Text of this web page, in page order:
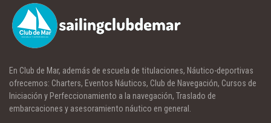
En Club de Mar, además de escuela de titulaciones, Náutico-deportivas
ofrecemos: Charters, Eventos Náuticos, Club de Navegación, Cursos de
Iniciación y Perfeccionamiento a la navegación, Traslado de
embarcaciones y asesoramiento náutico en general.